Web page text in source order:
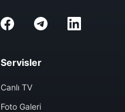
Servisler
Canlı TV
Foto Galeri